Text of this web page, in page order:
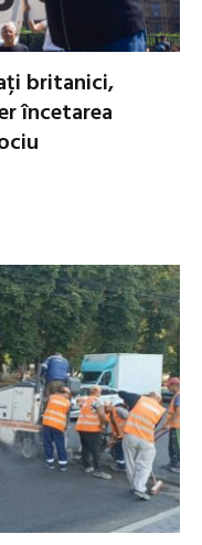
britanici,
încetarea